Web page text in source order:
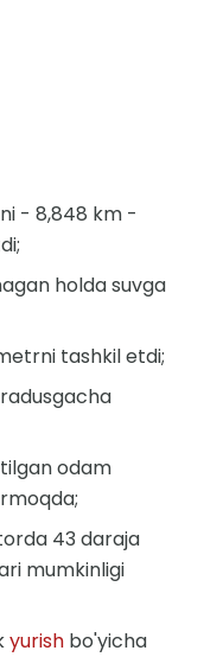
- 8,848 km -
holda suvga
tashkil etdi;
odam
43 daraja
mumkinligi
yurish bo'yicha